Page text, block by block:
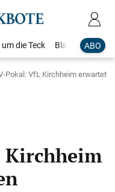
ABO
die Teck Blaulicht
Pokal: VfL Kirchheim erwartet
Kirchheim